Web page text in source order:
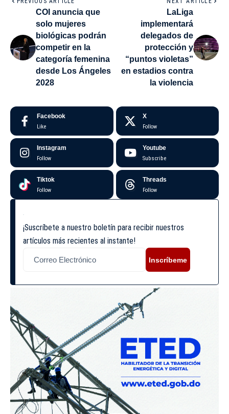
COI anuncia que
solo mujeres
biológicas podrán
competir en la
categoría femenina
desde Los Ángeles
2028
LaLiga
implementará
delegados de
protección y
“puntos violetas”
en estadios contra
la violencia
Facebook
Like
X
Follow
Instagram
Follow
Youtube
Subscribe
Tiktok
Follow
Threads
Follow
¡Suscríbete a nuestro boletín para recibir nuestros
artículos más recientes al instante!
Inscríbeme